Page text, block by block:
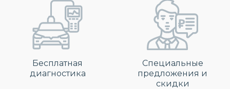
Бесплатная
диагностика
Специальные
предложения и
скидки